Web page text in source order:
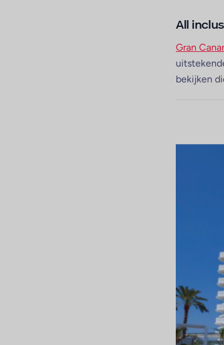
All
Gran
bekijken